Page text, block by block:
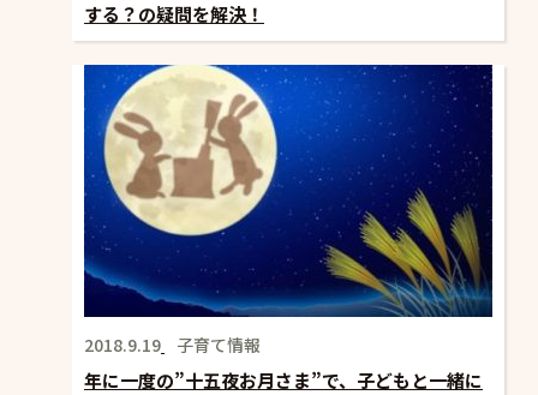
する？の疑問を解決！
2018.9.19 子育て情報
年に一度の”十五夜お月さま”で、子どもと一緒に